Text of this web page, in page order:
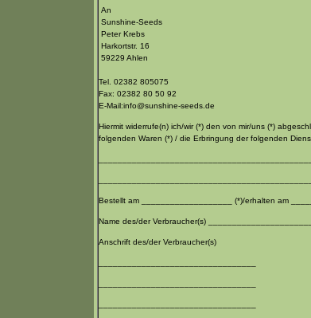
An
Sunshine-Seeds
Peter Krebs
Harkortstr. 16
59229 Ahlen
Tel. 02382 805075
Fax: 02382 80 50 92
E-Mail:info@sunshine-seeds.de
Hiermit widerrufe(n) ich/wir (*) den von mir/uns (*)
folgenden Waren (*) / die Erbringung der folgenden
Bestellt am ___________________ (*)/erhalten am
Name des/der Verbraucher(s)
Anschrift des/der Verbraucher(s)